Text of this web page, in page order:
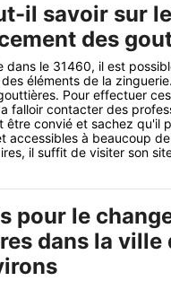
il savoir sur
des
dans le 31460, il est
éléments de la
Pour effectuer
falloir contacter des
être convié et sachez qu'il
accessibles à beaucoup
il suffit de visiter son
pour le
dans la ville